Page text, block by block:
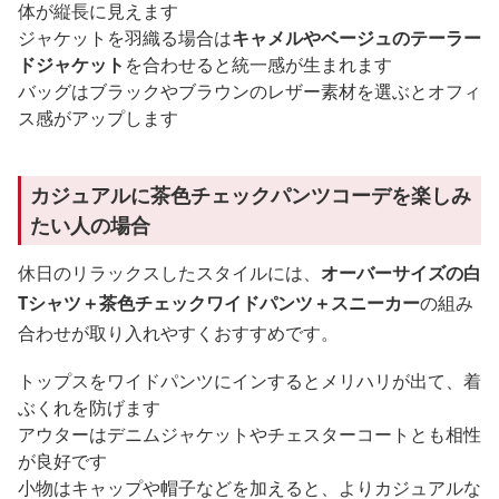
体が縦長に見えます
ジャケットを羽織る場合はキャメルやベージュのテーラー
ドジャケット を合わせると統一感が生まれます
バッグはブラックやブラウンのレザー素材を選ぶとオフィ
ス感がアップします
カジュアルに茶色チェックパンツコーデを楽しみ
たい人の場合
休日のリラックスしたスタイルには、 オーバーサイズの白
Tシャツ＋茶色チェックワイドパンツ＋スニーカーの組み
合わせが取り入れやすくおすすめです。
トップスをワイドパンツにインするとメリハリが出て、着
ぶくれを防げます
アウターはデニムジャケットやチェスターコートとも相性
が良好です
小物はキャップや帽子などを加えると、よりカジュアルな